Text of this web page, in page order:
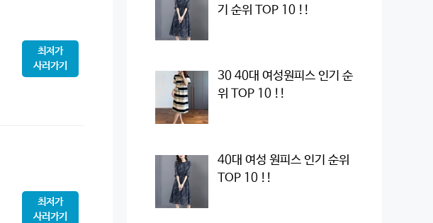
최저가
사러가기
최저가
사러가기
기 순위 TOP 10 !!
30 40대 여성원피스 인기 순
위 TOP 10 !!
40대 여성 원피스 인기 순위
TOP 10 !!